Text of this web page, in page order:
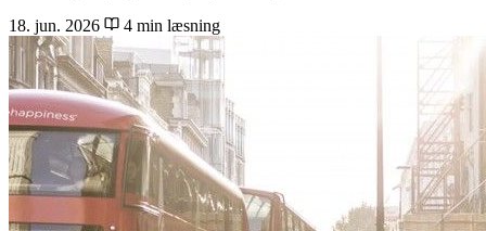
18. jun. 2026
4 min læsning